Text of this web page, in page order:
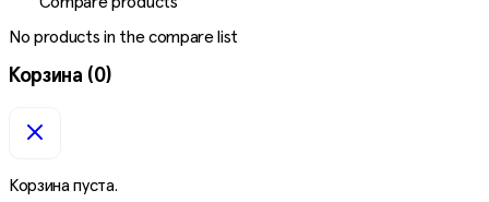
No products in the compare list
Корзина (0)
Корзина пуста.